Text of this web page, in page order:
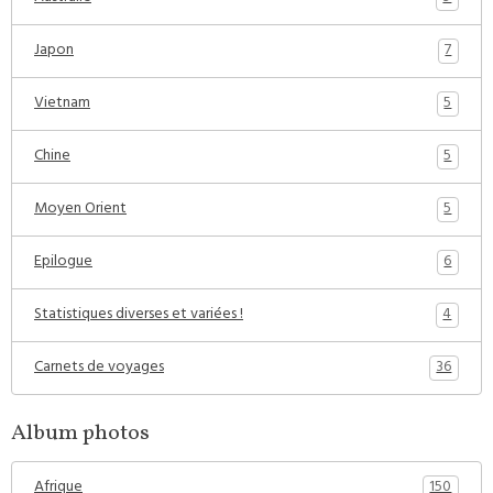
Japon
7
Vietnam
5
Chine
5
Moyen Orient
5
Epilogue
6
Statistiques diverses et variées !
4
Carnets de voyages
36
Album photos